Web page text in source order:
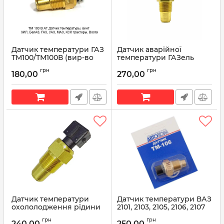
Датчик температури ГАЗ
ТМ100/ТМ100В (вир-во
Артикул: ТМ100/ТМ100В
180,00 грн
Датчик аварійної
температури ГАЗель
АвтoTрейд)
Артикул: ТМ111-02
270,00 грн
Датчик температури
охололодження рідини
грн
Датчик температури ВАЗ
2101, 2103, 2105, 2106, 2107
грн